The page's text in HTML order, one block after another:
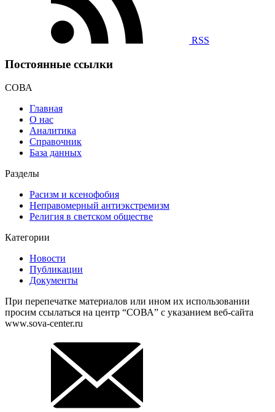
RSS
Постоянные ссылки
СОВА
Главная
О нас
Аналитика
Справочник
База данных
Разделы
Расизм и ксенофобия
Неправомерный антиэкстремизм
Религия в светском обществе
Категории
Новости
Публикации
Документы
При перепечатке материалов или ином их использовании
просим ссылаться на центр “СОВА” с указанием веб-сайта
www.sova-center.ru